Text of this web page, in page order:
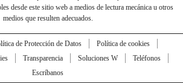
desde este sitio web a medios de lectura mecánica u otros
medios que resulten adecuados.
de Protección de Datos
Política de cookies
Transparencia Soluciones W
Teléfonos
Escríbanos